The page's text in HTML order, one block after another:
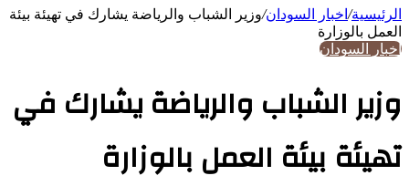
الرئيسية/ اخبار السودان/وزير الشباب والرياضة يشارك في تهيئة بيئة
العمل بالوزارة
اخبار السودان
وزير الشباب والرياضة يشارك في
تهيئة بيئة العمل بالوزارة